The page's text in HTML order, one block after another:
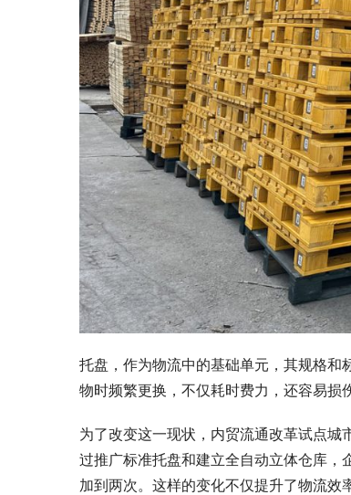
托盘，作为物流中的基础单元，其规格
物时频繁更换，不仅耗时费力，还容易损
为了改变这一现状，内贸流通改革试点
过推广标准托盘和建立全自动立体仓库
加到两次。这样的变化不仅提升了物流效